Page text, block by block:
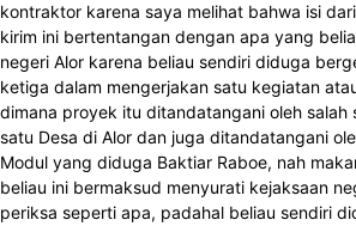
kontraktor karena saya melihat bahwa isi
kirim ini bertentangan dengan apa yang
negeri Alor karena beliau sendiri diduga
ketiga dalam mengerjakan satu kegiatan
dimana proyek itu ditandatangani oleh salah
satu Desa di Alor dan juga ditandatangani
Modul yang diduga Baktiar Raboe, nah
beliau ini bermaksud menyurati kejaksaan
periksa seperti apa, padahal beliau sendiri